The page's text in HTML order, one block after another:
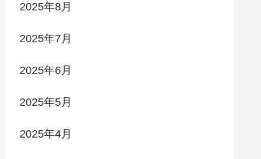
2025年8月
2025年7月
2025年6月
2025年5月
2025年4月